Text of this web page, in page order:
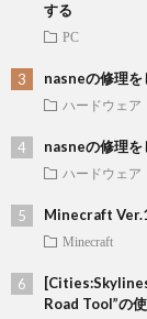
する
PC
nasneの修理を
ハードウェア
nasneの修理を
ハードウェア
Minecraft
Minecraft
Road Tool”の